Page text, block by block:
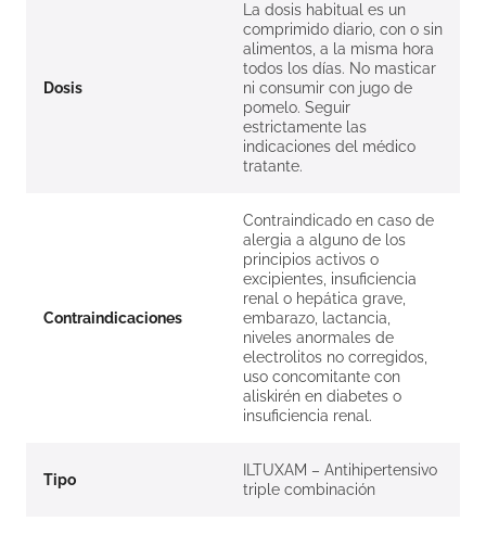
Dosis
La dosis habitual es un
comprimido diario, con o sin
alimentos, a la misma hora
todos los días. No masticar
ni consumir con jugo de
pomelo. Seguir
estrictamente las
indicaciones del médico
tratante.
Contraindicaciones
Contraindicado en caso de
alergia a alguno de los
principios activos o
excipientes, insuficiencia
renal o hepática grave,
embarazo, lactancia,
niveles anormales de
electrolitos no corregidos,
uso concomitante con
aliskirén en diabetes o
insuficiencia renal.
Tipo
ILTUXAM – Antihipertensivo
triple combinación